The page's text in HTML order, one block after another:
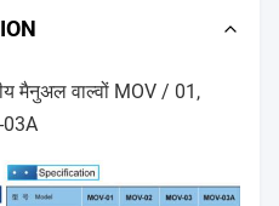
मैनुअल वाल्वों MOV / 01,